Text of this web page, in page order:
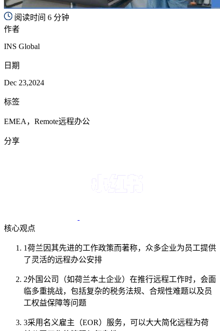
阅读时间 6 分钟
作者
INS Global
日期
Dec 23,2024
标签
EMEA，Remote远程办公
分享
核心观点
1荷兰因其先进的工作政策而著称，众多企业为员工提供
了灵活的远程办公安排
2外国公司（如荷兰本土企业）在推行远程工作时，会面
临多重挑战，包括复杂的税务法规、合规性难题以及员
工权益保障等问题
3采用名义雇主（EOR）服务，可以大大简化远程为荷